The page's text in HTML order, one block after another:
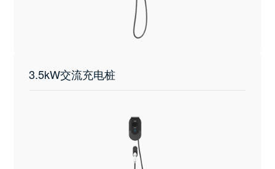
3.5kW交流充电桩